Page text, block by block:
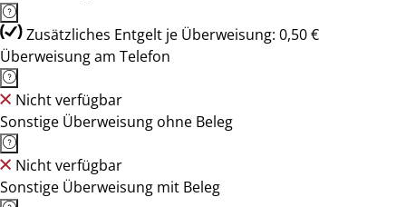
Zusätzliches Entgelt je Überweisung: 0,50 €
Überweisung am Telefon
Nicht verfügbar
Sonstige Überweisung ohne Beleg
Nicht verfügbar
Sonstige Überweisung mit Beleg